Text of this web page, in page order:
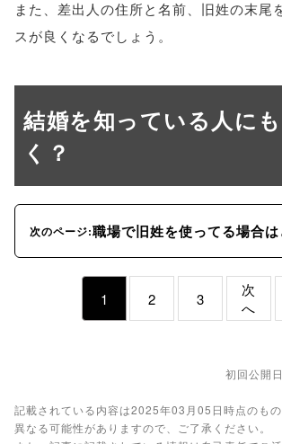
また、差出人の住所と名前、旧姓の末尾
スが良くなるでしょう。
結婚を知っている人に
く？
次のページ:職場で旧姓を使ってる場合は
1 2 3
次
へ
初回公開
記載されている内容は2025年03月05日時点のも
異なる可能性がありますので、ご了承ください。